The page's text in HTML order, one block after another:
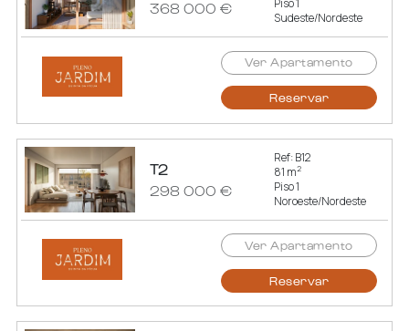
368 000 €
Piso 1
Sudeste/Nordeste
Ver Apartamento
Reservar
T2
298 000 €
Ref: B12
81 m2
Piso 1
Noroeste/Nordeste
Ver Apartamento
Reservar